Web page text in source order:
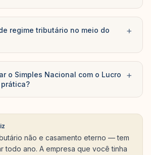
regime tributário no meio do
+
o Simples Nacional com o Lucro
+
não e casamento eterno — tem
todo ano. A empresa que você tinha